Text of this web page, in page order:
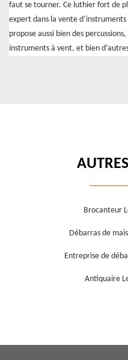
faut se tourner. Ce luthier fort de
expert dans la vente
propose aussi bien des
instruments à vent, et bien
Brocanteur
Débarras de
Entreprise de
Antiquaire